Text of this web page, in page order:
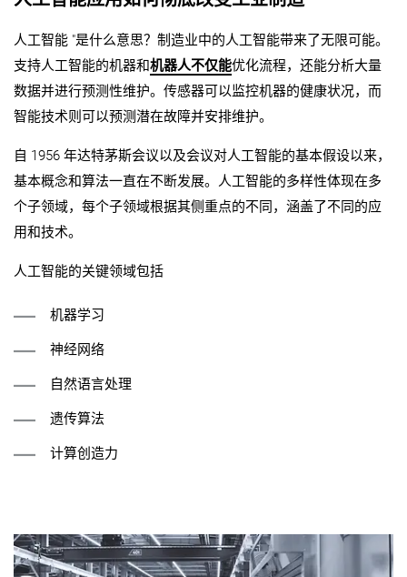
人工智能 "是什么意思？制造业中的人工智能带来了无限可能。
支持人工智能的机器和机器人不仅能优化流程，还能分析大量
数据并进行预测性维护。传感器可以监控机器的健康状况，而
智能技术则可以预测潜在故障并安排维护。
自 1956 年达特茅斯会议以及会议对人工智能的基本假设以来，
基本概念和算法一直在不断发展。人工智能的多样性体现在多
个子领域，每个子领域根据其侧重点的不同，涵盖了不同的应
用和技术。
人工智能的关键领域包括
机器学习
神经网络
自然语言处理
遗传算法
计算创造力